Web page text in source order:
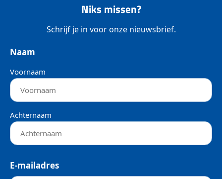
Niks missen?
Schrijf je in voor onze nieuwsbrief.
Naam
Voornaam
Achternaam
E-mailadres